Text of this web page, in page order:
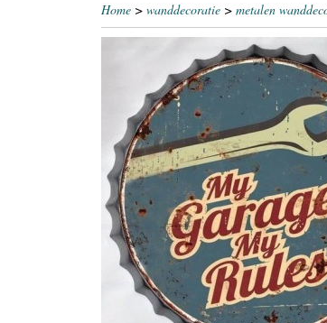
Home > wanddecoratie > metalen